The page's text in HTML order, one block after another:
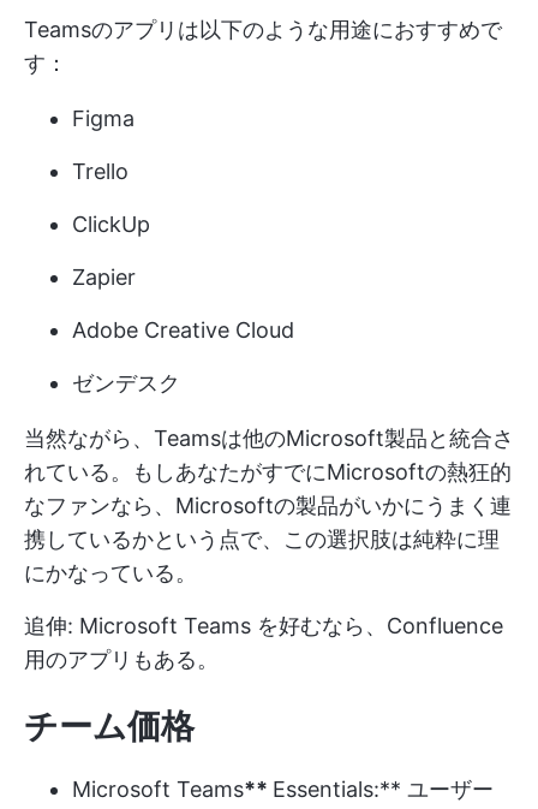
Teamsのアプリは以下のような用途におすすめで
す：
Figma
Trello
ClickUp
Zapier
Adobe Creative Cloud
ゼンデスク
当然ながら、Teamsは他のMicrosoft製品と統合さ
れている。もしあなたがすでにMicrosoftの熱狂的
なファンなら、Microsoftの製品がいかにうまく連
携しているかという点で、この選択肢は純粋に理
にかなっている。
追伸: Microsoft Teams を好むなら、Confluence
用のアプリもある。
チーム価格
Microsoft Teams** Essentials:** ユーザー